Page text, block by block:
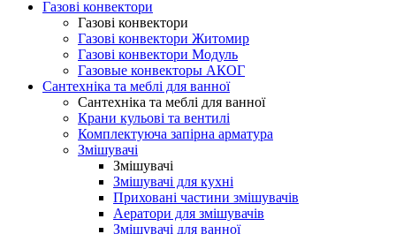
Газові конвектори
Газові конвектори
Газові конвектори Житомир
Газові конвектори Модуль
Газовые конвекторы АКОГ
Сантехніка та меблі для ванної
Сантехніка та меблі для ванної
Крани кульові та вентилі
Комплектуюча запірна арматура
Змішувачі
Змішувачі
Змішувачі для кухні
Приховані частини змішувачів
Аератори для змішувачів
Змішувачі для ванної